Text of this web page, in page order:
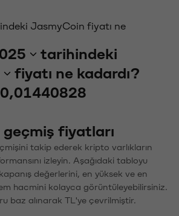
JasmyCoin fiyatı ne
tarihindeki
fiyatı ne kadardı?
fiyatları
takip ederek kripto varlıkların
izleyin. Aşağıdaki tabloyu
değerlerini, en yüksek ve en
hacmini kolayca görüntüleyebilirsiniz.
baz alınarak TL'ye çevrilmiştir.